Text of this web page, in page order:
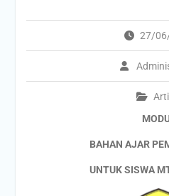
27/
BAHAN AJAR
UNTUK SISWA